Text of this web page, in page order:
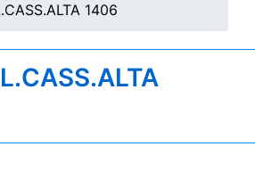
1406